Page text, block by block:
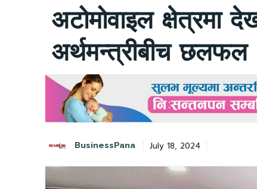
अटोमोवाइल क्षेत्रमा
अर्थमन्त्रीबीच छलफल
BusinessPana July 18, 2024